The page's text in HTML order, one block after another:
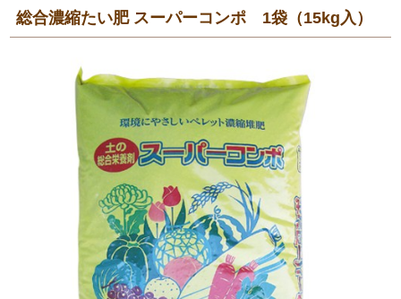
総合濃縮たい肥 スーパーコンポ 1袋（15kg入）